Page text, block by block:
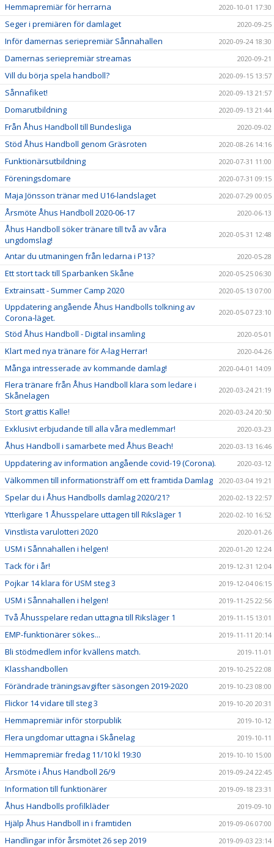
Hemmapremiär för herrarna 2020-10-01 17:30
Seger i premiären för damlaget 2020-09-25
Inför damernas seriepremiär Sånnahallen 2020-09-24 18:30
Damernas seriepremiär streamas 2020-09-21
Vill du börja spela handboll? 2020-09-15 13:57
Sånnafiket! 2020-09-13 21:57
Domarutbildning 2020-09-13 21:44
Från Åhus Handboll till Bundesliga 2020-09-02
Stöd Åhus Handboll genom Gräsroten 2020-08-26 14:16
Funktionärsutbildning 2020-07-31 11:00
Föreningsdomare 2020-07-31 09:15
Maja Jönsson tränar med U16-landslaget 2020-07-29 00:05
Årsmöte Åhus Handboll 2020-06-17 2020-06-13
Åhus Handboll söker tränare till två av våra
ungdomslag!
2020-05-31 12:48
Antar du utmaningen från ledarna i P13? 2020-05-28
Ett stort tack till Sparbanken Skåne 2020-05-25 06:30
Extrainsatt - Summer Camp 2020 2020-05-13 07:00
Uppdatering angående Åhus Handbolls tolkning av
Corona-läget.
2020-05-07 23:10
Stöd Åhus Handboll - Digital insamling 2020-05-01
Klart med nya tränare för A-lag Herrar! 2020-04-26
Många intresserade av kommande damlag! 2020-04-01 14:09
Flera tränare från Åhus Handboll klara som ledare i
Skånelagen
2020-03-24 21:19
Stort grattis Kalle! 2020-03-24 20:50
Exklusivt erbjudande till alla våra medlemmar! 2020-03-23
Åhus Handboll i samarbete med Åhus Beach! 2020-03-13 16:46
Uppdatering av information angående covid-19 (Corona). 2020-03-12
Välkommen till informationsträff om ett framtida Damlag 2020-03-04 19:21
Spelar du i Åhus Handbolls damlag 2020/21? 2020-02-13 22:57
Ytterligare 1 Åhusspelare uttagen till Riksläger 1 2020-02-10 16:52
Vinstlista varulotteri 2020 2020-01-26
USM i Sånnahallen i helgen! 2020-01-20 12:24
Tack för i år! 2019-12-31 12:04
Pojkar 14 klara för USM steg 3 2019-12-04 06:15
USM i Sånnahallen i helgen! 2019-11-25 22:56
Två Åhusspelare redan uttagna till Riksläger 1 2019-11-15 13:01
EMP-funktionärer sökes... 2019-11-11 20:14
Bli stödmedlem inför kvällens match. 2019-11-01
Klasshandbollen 2019-10-25 22:08
Förändrade träningsavgifter säsongen 2019-2020 2019-10-23 08:00
Flickor 14 vidare till steg 3 2019-10-20 20:31
Hemmapremiär inför storpublik 2019-10-12
Flera ungdomar uttagna i Skånelag 2019-10-11
Hemmapremiär fredag 11/10 kl 19:30 2019-10-10 15:00
Årsmöte i Åhus Handboll 26/9 2019-09-24 22:45
Information till funktionärer 2019-09-18 23:31
Åhus Handbolls profilkläder 2019-09-10
Hjälp Åhus Handboll in i framtiden 2019-09-06 07:00
Handlingar inför årsmötet 26 sep 2019 2019-09-03 23:14